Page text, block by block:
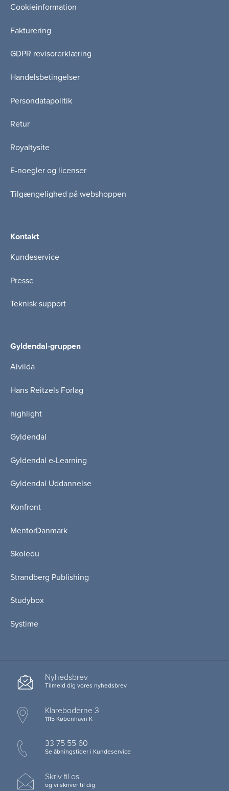
Cookieinformation
Fakturering
GDPR revisorerklæring
Handelsbetingelser
Persondatapolitik
Retur
Royaltysite
E-noegler og licenser
Tilgængelighed på webshoppen
Kontakt
Kundeservice
Presse
Teknisk support
Gyldendal-gruppen
Alvilda
Hans Reitzels Forlag
highlight
Gyldendal
Gyldendal e-Learning
Gyldendal Uddannelse
Konfront
MentorDanmark
Skoledu
Strandberg Publishing
Studybox
Systime
Nyhedsbrev
Tilmeld dig vores nyhedsbrev
Klareboderne 3
1115 København K
33 75 55 60
Se åbningstider i Kundeservice
Skriv til os
og vi skriver til dig